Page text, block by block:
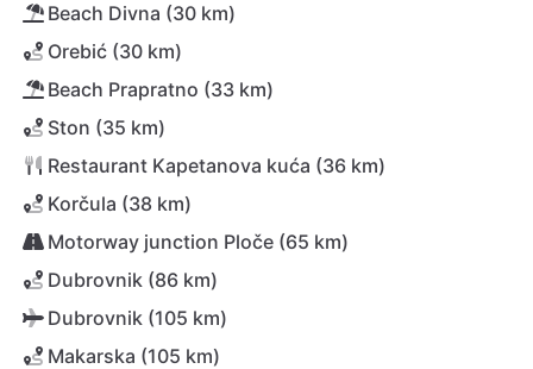
Beach Divna (30 km)
Orebić (30 km)
Beach Prapratno (33 km)
Ston (35 km)
Restaurant Kapetanova kuća (36 km)
Korčula (38 km)
Motorway junction Ploče (65 km)
Dubrovnik (86 km)
Dubrovnik (105 km)
Makarska (105 km)